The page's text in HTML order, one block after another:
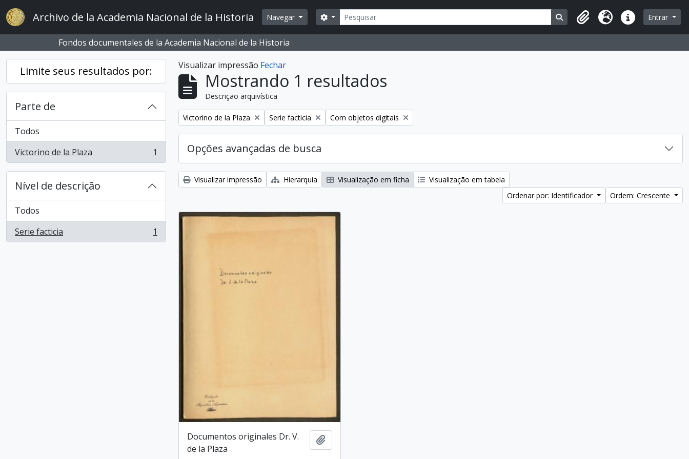
Skip to main content
Archivo de la Academia Nacional de la Historia Navegar Buscar
Opções de busca Busque na página de navegação
Área de Transferência
Idioma Atalhos Entrar
Fondos documentales de la Academia Nacional de la Historia
Limite seus resultados por:
Parte de
Todos
Victorino de la Plaza
, 1 resultados 1
Nível de descrição
Todos
Serie facticia
, 1 resultados 1
Visualizar impressão Fechar
Mostrando 1 resultados
Descrição arquivística
Remover filtro:
Victorino de la Plaza Remover filtro:
Serie facticia Remover filtro:
Com objetos digitais
Opções avançadas de busca
Visualizar impressão Hierarquia Visualização em ficha
Visualização em tabela
Ordenar por: Identificador
Ordem: Crescente
Documentos originales Dr. V.
de la Plaza